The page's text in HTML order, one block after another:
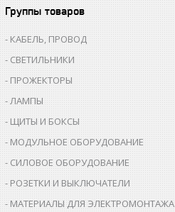
Группы товаров
КАБЕЛЬ, ПРОВОД
СВЕТИЛЬНИКИ
ПРОЖЕКТОРЫ
ЛАМПЫ
ЩИТЫ И БОКСЫ
МОДУЛЬНОЕ ОБОРУДОВАНИЕ
СИЛОВОЕ ОБОРУДОВАНИЕ
РОЗЕТКИ И ВЫКЛЮЧАТЕЛИ
МАТЕРИАЛЫ ДЛЯ ЭЛЕКТРОМОНТАЖА